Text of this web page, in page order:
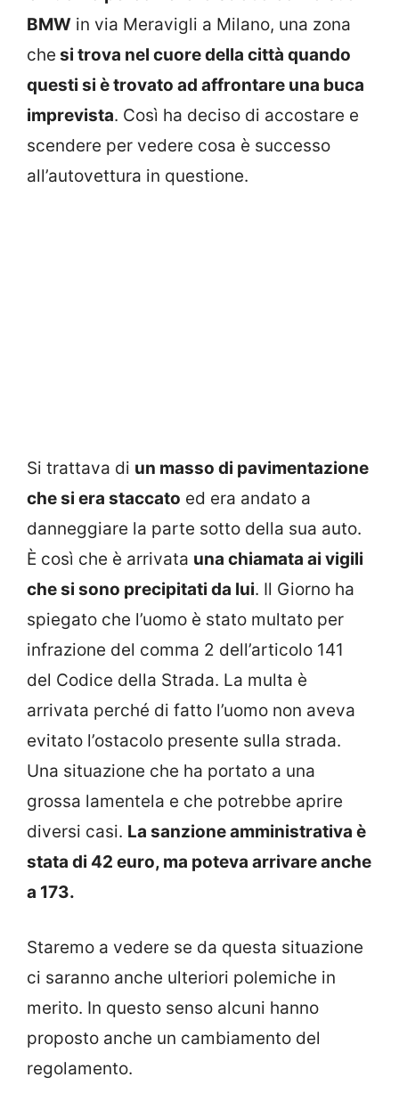
BMW in via Meravigli a Milano, una zona
che si trova nel cuore della città quando
questi si è trovato ad affrontare una buca
imprevista. Così ha deciso di accostare e
scendere per vedere cosa è successo
all’autovettura in questione.
Si trattava di un masso di pavimentazione
che si era staccato ed era andato a
danneggiare la parte sotto della sua auto.
È così che è arrivata una chiamata ai vigili
che si sono precipitati da lui. Il Giorno ha
spiegato che l’uomo è stato multato per
infrazione del comma 2 dell’articolo 141
del Codice della Strada. La multa è
arrivata perché di fatto l’uomo non aveva
evitato l’ostacolo presente sulla strada.
Una situazione che ha portato a una
grossa lamentela e che potrebbe aprire
diversi casi. La sanzione amministrativa è
stata di 42 euro, ma poteva arrivare anche
a 173.
Staremo a vedere se da questa situazione
ci saranno anche ulteriori polemiche in
merito. In questo senso alcuni hanno
proposto anche un cambiamento del
regolamento.